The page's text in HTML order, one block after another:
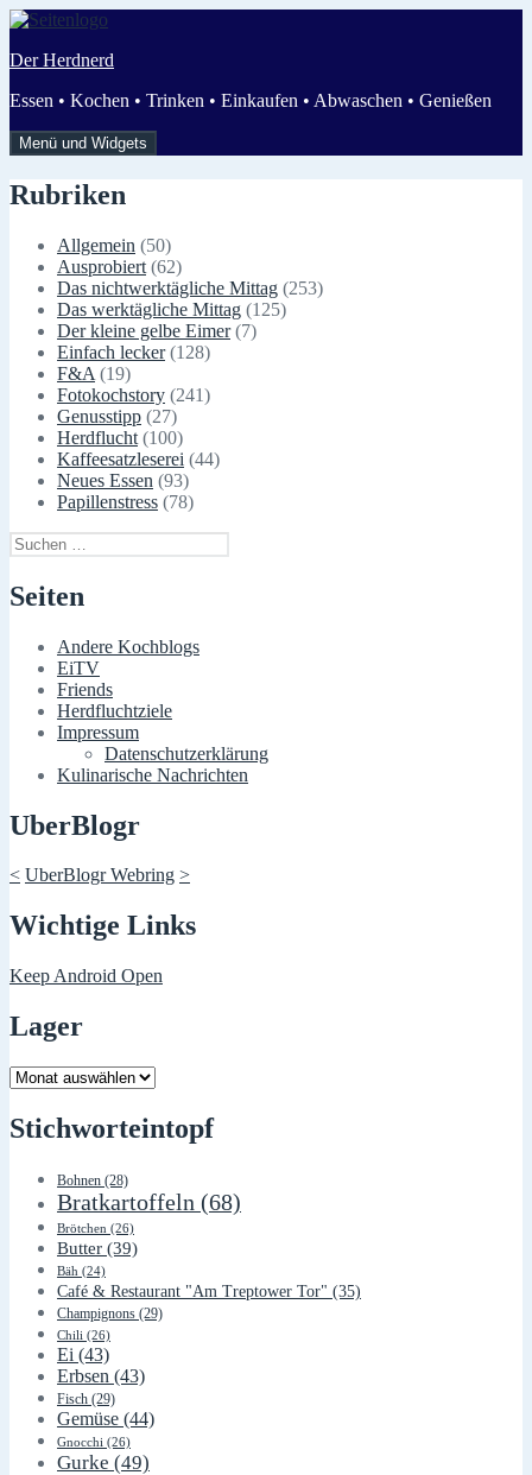
Zum
springen
Der Herdnerd
Essen • Kochen • Trinken • Einkaufen • Abwaschen • Genießen
Menü und Widgets
Rubriken
Allgemein (50)
Ausprobiert (62)
Das nichtwerktägliche Mittag (253)
Das werktägliche Mittag (125)
Der kleine gelbe Eimer(7)
Einfach lecker(128)
F&A (19)
Fotokochstory (241)
Genusstipp (27)
Herdflucht (100)
Kaffeesatzleserei (44)
Neues Essen (93)
Papillenstress (78)
Suchen
nach:
Seiten
Andere Kochblogs
EiTV
Friends
Herdfluchtziele
Impressum
Datenschutzerklärung
Kulinarische Nachrichten
UberBlogr
< UberBlogr Webring >
Wichtige Links
Keep Android Open
Lager
Lager
Stichworteintopf
Bohnen (28)
Bratkartoffeln (68)
Brötchen (26)
Butter (39)
Bäh (24)
Café & Restaurant "Am Treptower Tor" (35)
Champignons (29)
Chili (26)
Ei (43)
Erbsen (43)
Fisch (29)
Gemüse (44)
Gnocchi (26)
Gurke (49)